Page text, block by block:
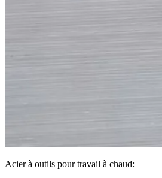
Acier à outils pour travail à chaud: